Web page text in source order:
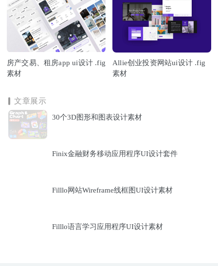
房产交易、租房app ui设计 .fig
素材
Allie创业投资网站ui设计 .fig
素材
文章展示
30个3D图形和图表设计素材
Finix金融财务移动应用程序UI设计套件
Filllo网站Wireframe线框图UI设计素材
Filllo语言学习应用程序UI设计素材